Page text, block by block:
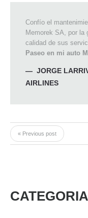
Confío el
Memorek SA, por la
calidad de sus
Paseo en mi auto
JORGE
AIRLINES
« Previous post